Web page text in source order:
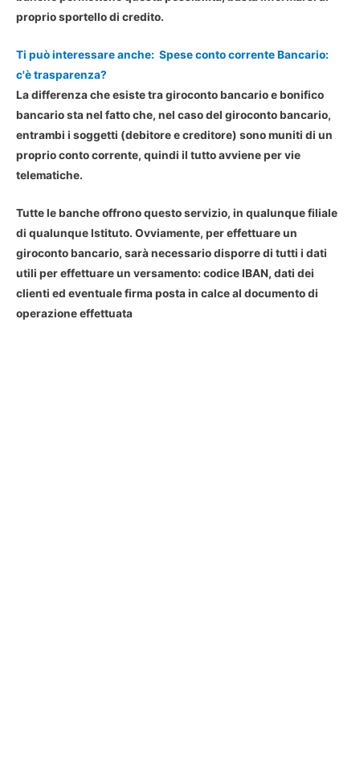
proprio sportello di credito.
Ti può interessare anche: Spese conto corrente Bancario:
c'è trasparenza?
La differenza che esiste tra giroconto bancario e bonifico
bancario sta nel fatto che, nel caso del giroconto bancario,
entrambi i soggetti (debitore e creditore) sono muniti di un
proprio conto corrente, quindi il tutto avviene per vie
telematiche.
Tutte le banche offrono questo servizio, in qualunque filiale
di qualunque Istituto. Ovviamente, per effettuare un
giroconto bancario, sarà necessario disporre di tutti i dati
utili per effettuare un versamento: codice IBAN, dati dei
clienti ed eventuale firma posta in calce al documento di
operazione effettuata